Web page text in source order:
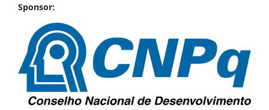
Sponsor: